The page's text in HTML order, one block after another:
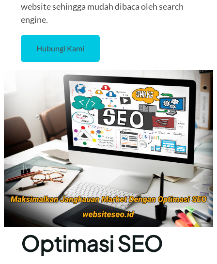
website sehingga mudah dibaca oleh search
engine.
Hubungi Kami
Optimasi SEO